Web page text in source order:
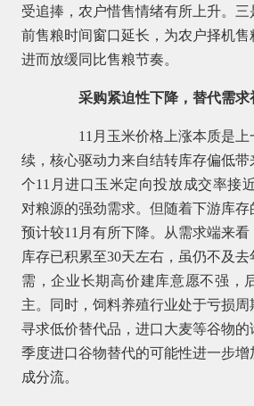
受追捧，农户惜售情绪有所上升。
前售粮时间窗口延长，为农户择机售
进而放缓同比售粮节奏。
采购紧迫性下降，替代需求
11月玉米价格上涨本质是上
续，核心驱动力来自结转库存偏低
个11月进口玉米定向投放成交率接
对粮源的强劲需求。但随着下游库
预计较11月有所下降。从需求端来
库存已积累至30天左右，虽仍不及去
需，企业长期高价建库意愿不强，
主。同时，饲料养殖行业处于亏损
寻求低价替代品，进口大麦等谷物
季度进口谷物替代的可能性进一步
成分流。